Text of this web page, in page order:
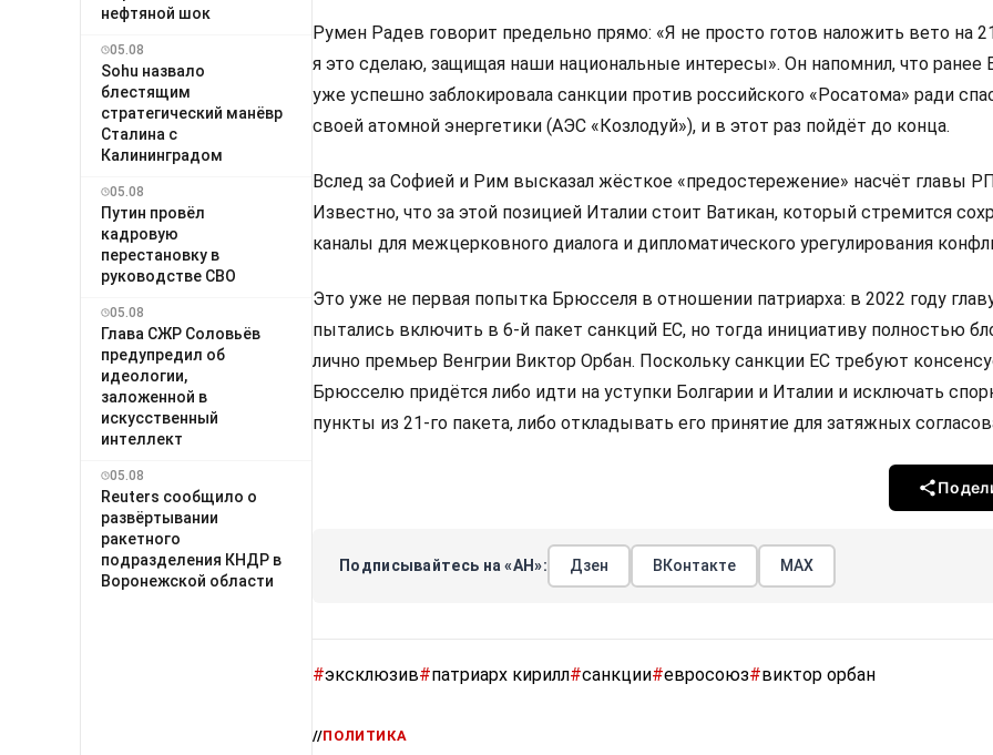
нефтяной шок
05.08
Sohu назвало
блестящим
стратегический манёвр
Сталина с
Калининградом
05.08
Путин провёл
кадровую
перестановку в
руководстве СВО
05.08
Глава СЖР Соловьёв
предупредил об
идеологии,
заложенной в
искусственный
интеллект
05.08
Reuters сообщило о
развёртывании
ракетного
подразделения КНДР в
Воронежской области
Румен Радев говорит предельно прямо: «Я не просто готов наложить вето на
я это сделаю, защищая наши национальные интересы». Он напомнил, что ранее
уже успешно заблокировала санкции против российского «Росатома» ради
своей атомной энергетики (АЭС «Козлодуй»), и в этот раз пойдёт до конца.
Вслед за Софией и Рим высказал жёсткое «предостережение» насчёт главы
Известно, что за этой позицией Италии стоит Ватикан, который стремится
каналы для межцерковного диалога и дипломатического урегулирования
Это уже не первая попытка Брюсселя в отношении патриарха: в 2022 году
пытались включить в 6-й пакет санкций ЕС, но тогда инициативу полностью
лично премьер Венгрии Виктор Орбан. Поскольку санкции ЕС требуют
Брюсселю придётся либо идти на уступки Болгарии и Италии и исключать
пункты из 21-го пакета, либо откладывать его принятие для затяжных
Подписывайтесь на «АН»: Дзен ВКонтакте МАХ
#эксклюзив#патриарх кирилл#санкции#евросоюз#виктор орбан
//ПОЛИТИКА